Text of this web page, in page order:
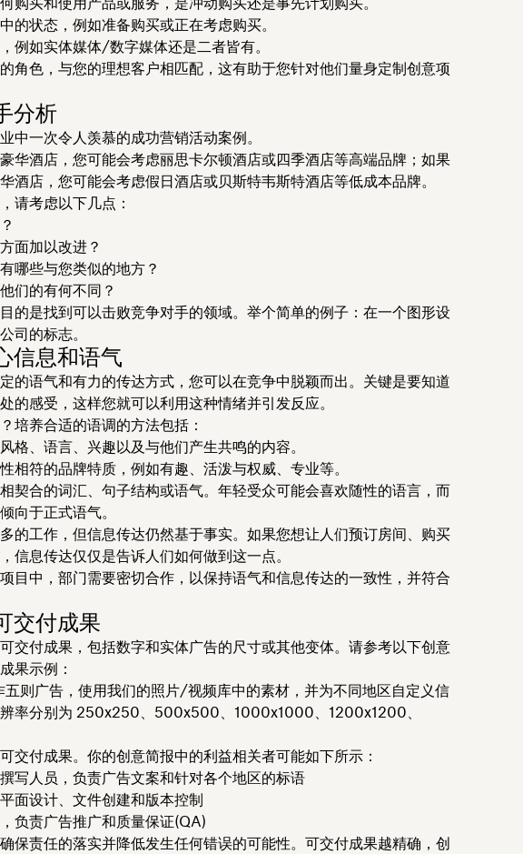
的状态，例如准备购买或正在考虑购买。
例如实体媒体/数字媒体还是二者皆有。
角色，与您的理想客户相匹配，这有助于您针对他们量身定制创意项
分析
中一次令人羡慕的成功营销活动案例。
华酒店，您可能会考虑丽思卡尔顿酒店或四季酒店等高端品牌；如果
酒店，您可能会考虑假日酒店或贝斯特韦斯特酒店等低成本品牌。
请考虑以下几点：
面加以改进？
哪些与您类似的地方？
们的有何不同？
的是找到可以击败竞争对手的领域。举个简单的例子：在一个图形设
司的标志。
信息和语气
的语气和有力的传达方式，您可以在竞争中脱颖而出。关键是要知道
的感受，这样您就可以利用这种情绪并引发反应。
培养合适的语调的方法包括：
格、语言、兴趣以及与他们产生共鸣的内容。
相符的品牌特质，例如有趣、活泼与权威、专业等。
契合的词汇、句子结构或语气。年轻受众可能会喜欢随性的语言，而
向于正式语气。
的工作，但信息传达仍然基于事实。如果您想让人们预订房间、购买
信息传达仅仅是告诉人们如何做到这一点。
目中，部门需要密切合作，以保持语气和信息传达的一致性，并符合
交付成果
交付成果，包括数字和实体广告的尺寸或其他变体。请参考以下创意
果示例：
五则广告，使用我们的照片/视频库中的素材，并为不同地区自定义信
率分别为 250x250、500x500、1000x1000、1200x1200、
交付成果。你的创意简报中的利益相关者可能如下所示：
写人员，负责广告文案和针对各个地区的标语
面设计、文件创建和版本控制
负责广告推广和质量保证(QA)
保责任的落实并降低发生任何错误的可能性。可交付成果越精确，创